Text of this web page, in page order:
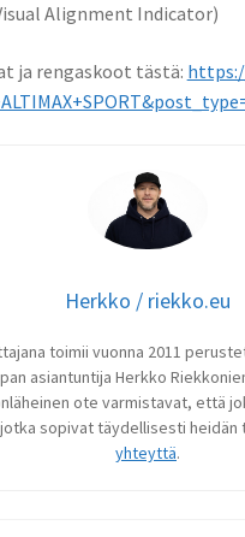
Alignment Indicator)
ja rengaskoot tästä:
Herkko / riekko.eu
toimii vuonna 2011
asiantuntija Herkko
ote varmistavat, että
sopivat täydellisesti heidän
yhteyttä.